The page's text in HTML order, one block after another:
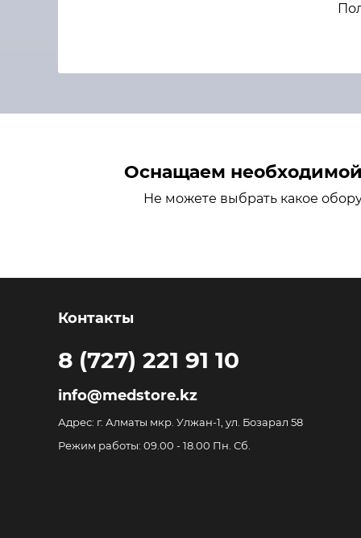
Оснащаем
Не можете выбрать какое
Контакты
8 (727) 221 91 10
info@medstore.kz
Адрес: г. Алматы мкр. Улжан-1, ул. Бозарал 58
Режим работы: 09.00 - 18.00 Пн. Сб.